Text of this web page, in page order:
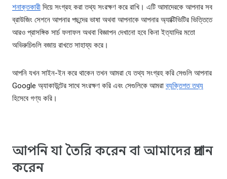
শনাক্তকারী দিয়ে সংগ্রহ করা তথ্য সংরক্ষণ করে রাখি। এটি আমাদেরকে আপনার সব
ব্রাউজিং সেশনে আপনার পছন্দের ভাষা অথবা আপনাকে আপনার অ্যাক্টিভিটির ভিত্তিতে
আরও প্রাসঙ্গিক সার্চ ফলাফল অথবা বিজ্ঞাপন দেখানো হবে কিনা ইত্যাদির মতো
অভিরুচিগুলি বজায় রাখতে সাহায্য করে।
আপনি যখন সাইন-ইন করে থাকেন তখন আমরা যে তথ্য সংগ্রহ করি সেগুলি আপনার
Google অ্যাকাউন্টের সাথে সংরক্ষণ করি এবং সেগুলিকে আমরাব্যক্তিগত তথ্য
হিসেবে গণ্য করি।
আপনি যা তৈরি করেন বা আমাদের প্রদান
করেন